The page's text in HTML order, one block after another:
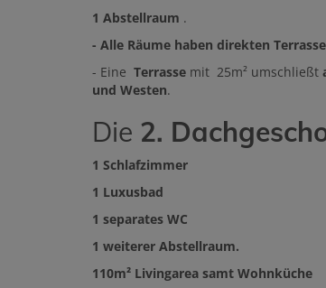
1 Abstellraum .
- Alle Räume haben direkten
- Eine Terrasse mit 25m² umschließt
und Westen.
Die 2.
1 Schlafzimmer
1 Luxusbad
1 separates WC
1 weiterer Abstellraum.
110m² Livingarea samt Wohnküche